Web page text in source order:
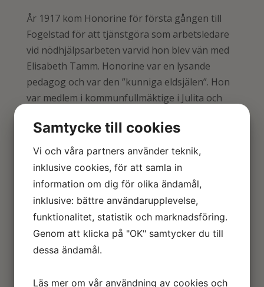
År 1917 kom Honorine för första gången till
Fogelstad för att tjänstgöra som arbetsledare
vid nödhjälpsarbeten varvid hon blev vän med
Elisabeth Tamm. Honorine var en lysande
pedagog och var den ”kunniga eldsjälen”. Hon
var medlem i kommunfullmäktige i Julita och
skolstyrelseordförande. En kort tid var
Honorine gift med den danske
religionshistorikern Vilhelm Grönbech.
Honorine var en av grundarna och 1925-54
rektor vidKvinnliga medborgarskolan
Fogelstad, där hon också var en inspirerande
lärare i historia. Honorine var medlem i
kvinnogruppen bakom tidskriften Tidevarvet
rörande nedrustning, jämlikhet, pedagogik och
Samtycke till cookies
Vi och våra partners använder teknik,
inklusive cookies, för att samla in
information om dig för olika ändamål,
inklusive: bättre användarupplevelse,
funktionalitet, statistik och marknadsföring.
Genom att klicka på "OK" samtycker du till
dessa ändamål.
Läs mer om vår användning av cookies och